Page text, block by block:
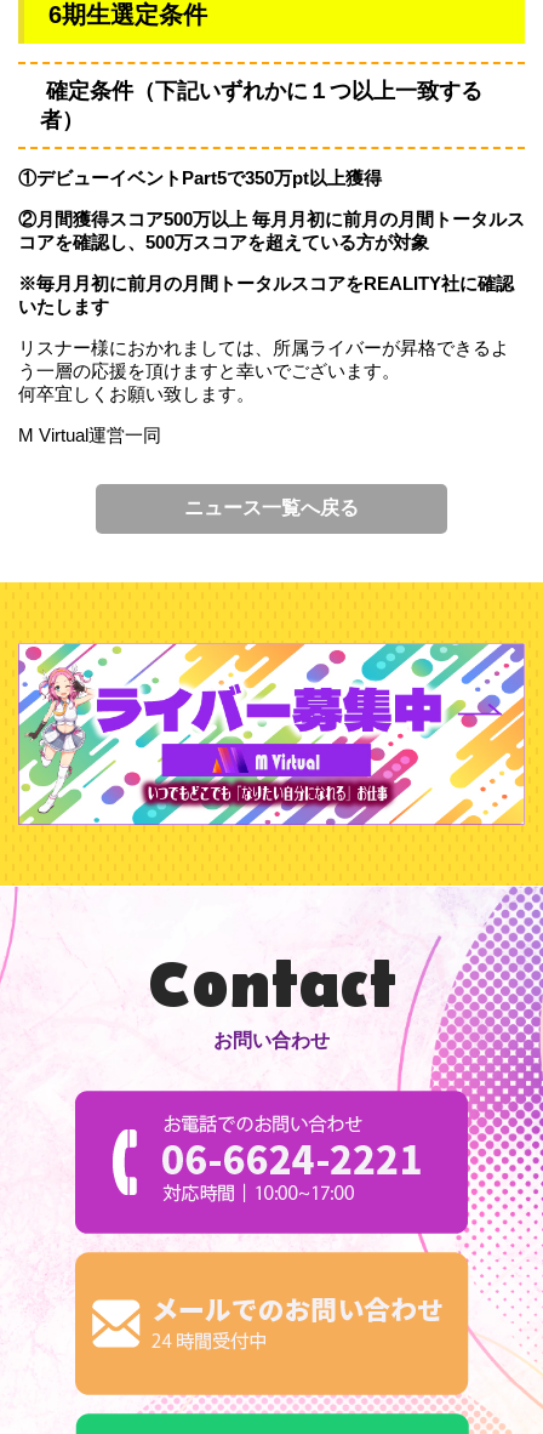
6期生選定条件
確定条件（下記いずれかに１つ以上一致する
者）
①デビューイベントPart5で350万pt以上獲得
②月間獲得スコア500万以上 毎月月初に前月の月間トータルス
コアを確認し、500万スコアを超えている方が対象
※毎月月初に前月の月間トータルスコアをREALITY社に確認
いたします
リスナー様におかれましては、所属ライバーが昇格できるよ
う一層の応援を頂けますと幸いでございます。
何卒宜しくお願い致します。
M Virtual運営一同
ニュース一覧へ戻る
Contact
お問い合わせ